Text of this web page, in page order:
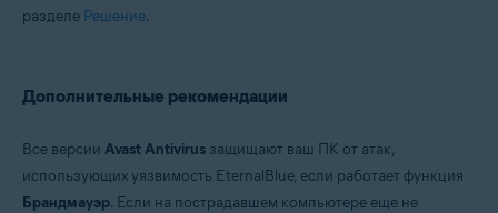
разделе Решение.
Дополнительные рекомендации
Все версии Avast Antivirus защищают ваш ПК от атак,
использующих уязвимость EternalBlue, если работает функция
Брандмауэр. Если на пострадавшем компьютере еще не